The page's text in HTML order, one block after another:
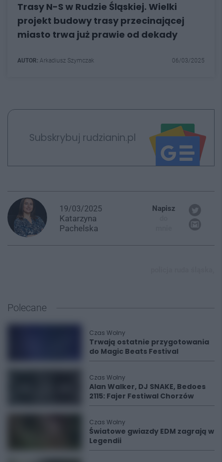
Trasy N-S w Rudzie Śląskiej. Wielki
projekt budowy trasy przecinającej
miasto trwa już prawie od dekady
AUTOR: Arkadiusz Szymczak 06/03/2025
Subskrybuj rudzianin.pl
19/03/2025
Katarzyna
Pachelska
Napisz
Polecane
Czas Wolny
Trwają ostatnie przygotowania
do Magic Beats Festival
Czas Wolny
Alan Walker, DJ SNAKE, Bedoes
2115: Fajer Festiwal Chorzów
Czas Wolny
Światowe gwiazdy EDM zagrają w
Legendii